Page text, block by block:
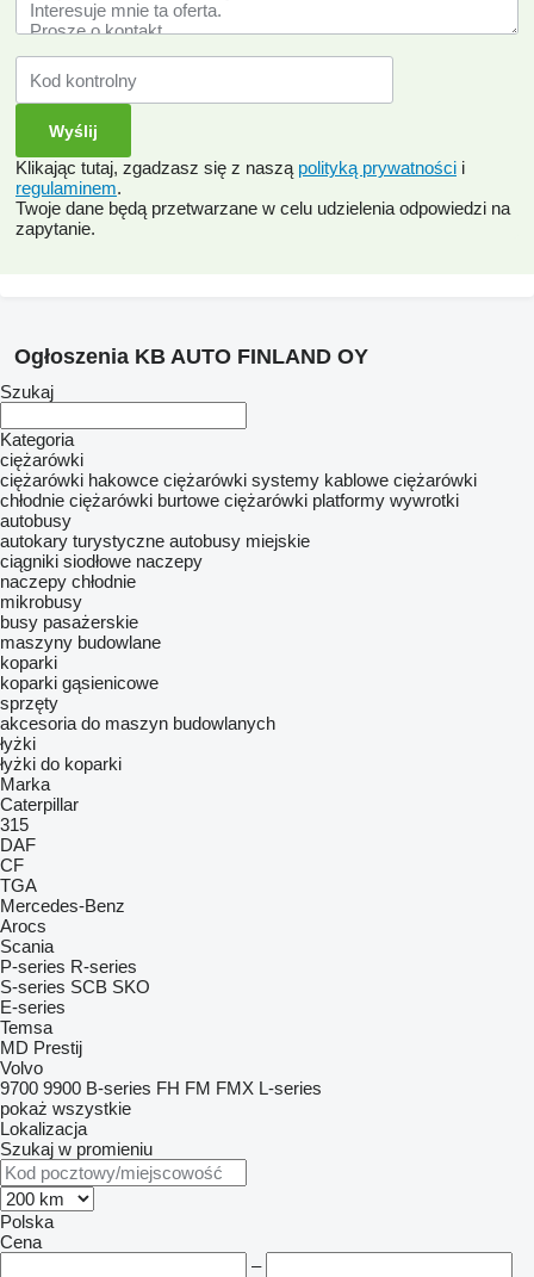
Klikając tutaj, zgadzasz się z naszą polityką prywatności i
regulaminem.
Twoje dane będą przetwarzane w celu udzielenia odpowiedzi na
zapytanie.
Ogłoszenia KB AUTO FINLAND OY
Szukaj
Kategoria
ciężarówki
ciężarówki hakowce ciężarówki systemy kablowe ciężarówki
chłodnie ciężarówki burtowe ciężarówki platformy wywrotki
autobusy
autokary turystyczne autobusy miejskie
ciągniki siodłowe naczepy
naczepy chłodnie
mikrobusy
busy pasażerskie
maszyny budowlane
koparki
koparki gąsienicowe
sprzęty
akcesoria do maszyn budowlanych
łyżki
łyżki do koparki
Marka
Caterpillar
315
DAF
CF
TGA
Mercedes-Benz
Arocs
Scania
P-series R-series
S-series SCB SKO
E-series
Temsa
MD Prestij
Volvo
9700 9900 B-series FH FM FMX L-series
pokaż wszystkie
Lokalizacja
Szukaj w promieniu
Polska
Cena
–